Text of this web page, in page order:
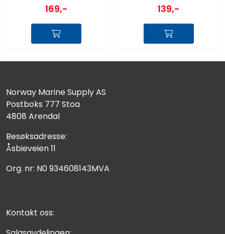
169,- 139,-
Norway Marine Supply AS
Postboks 777 Stoa
4808 Arendal
Besøksadresse:
Åsbieveien 11
Org. nr: N0 934608143MVA
Kontakt oss: